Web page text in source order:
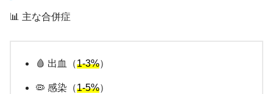
📊 主な合併症
🩸 出血（1-3%）
🦠 感染（1-5%）